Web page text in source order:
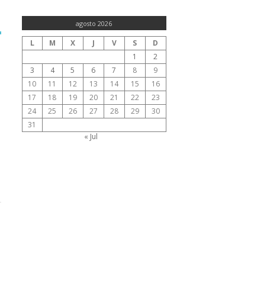
agosto 2026
L M X J V S
D
1
2
3
4 5 6 7 8
9
10
11 12 13 14 15
16
17
18 19 20 21 22
23
24
25 26 27 28 29
30
31
« Jul